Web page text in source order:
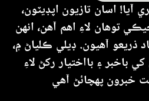
اسان تازيون اپڊيٽون،
توهان لاءِ اهم آهن، انهن
ذريعو آهيون. ڊيلي ڪلياڻ ۾،
باخبر ۽ بااختيار رکڻ لاءِ